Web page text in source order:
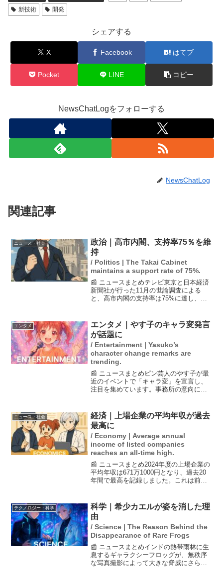
新技術
開発
シェアする
X Facebook はてブ
Pocket LINE コピー
NewsChatLogをフォローする
NewsChatLog
関連記事
ニュース・社会
政治｜高市内閣、支持率75％を維
持
/ Politics | The Takai Cabinet
maintains a support rate of 75%.
📰 ニュースまとめテレビ東京と日本経済
新聞社が行った11月の世論調査による
と、高市内閣の支持率は75%に達し、前
価していることを示しています。一方
で、内閣を「支持しな...
エンタメ
エンタメ｜やす子のキャラ変発言
が話題に
/ Entertainment | Yasuko’s
character change remarks are
trending.
📰 ニュースまとめピン芸人のやす子が最
近のイベントで「キャラ変」を宣言し、
注目を集めています。事務所の意向によ
キャラ変の背景には、芸人としての葛藤
や多面的な人間性がある...
ニュース・社会
経済｜上場企業の平均年収が過去
最高に
/ Economy | Average annual
income of listed companies
reaches an all-time high.
📰 ニュースまとめ2024年度の上場企業の
平均年収は671万1000円となり、過去20
年間で最高を記録しました。これは前年
場企業の平均年間給与は4年連続...
テクノロジー・科学
科学｜希少カエルが姿を消した理
由
/ Science | The Reason Behind the
Disappearance of Rare Frogs
📰 ニュースまとめインドの熱帯雨林に生
息するギャラクシーフロッグが、無秩序
な写真撮影によって大きな脅威にさらさ